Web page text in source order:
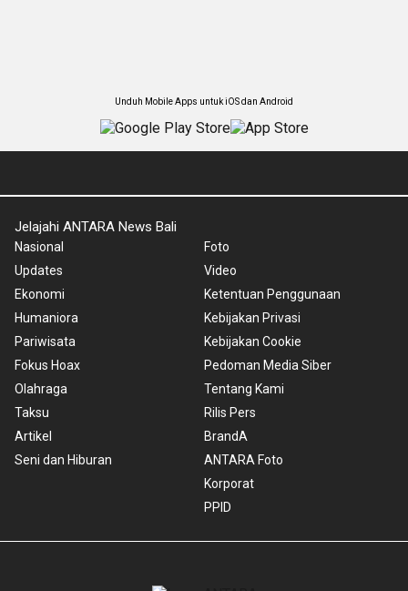
Unduh Mobile Apps untuk iOS dan Android
Jelajahi ANTARA News Bali
Nasional
Updates
Ekonomi
Humaniora
Pariwisata
Fokus Hoax
Olahraga
Taksu
Artikel
Seni dan Hiburan
Foto
Video
Ketentuan Penggunaan
Kebijakan Privasi
Kebijakan Cookie
Pedoman Media Siber
Tentang Kami
Rilis Pers
BrandA
ANTARA Foto
Korporat
PPID